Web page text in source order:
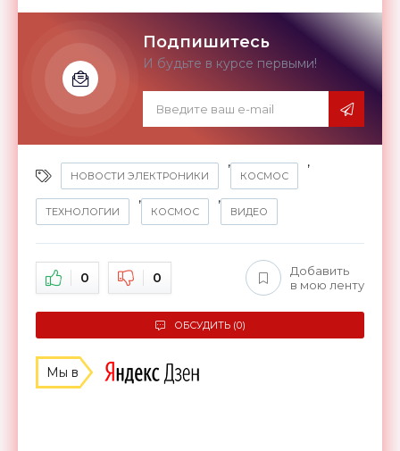
Подпишитесь
И будьте в курсе первыми!
НОВОСТИ ЭЛЕКТРОНИКИ
,
КОСМОС
,
ТЕХНОЛОГИИ
,
КОСМОС
,
ВИДЕО
0 0
Добавить
в мою ленту
ОБСУДИТЬ (0)
Мы в